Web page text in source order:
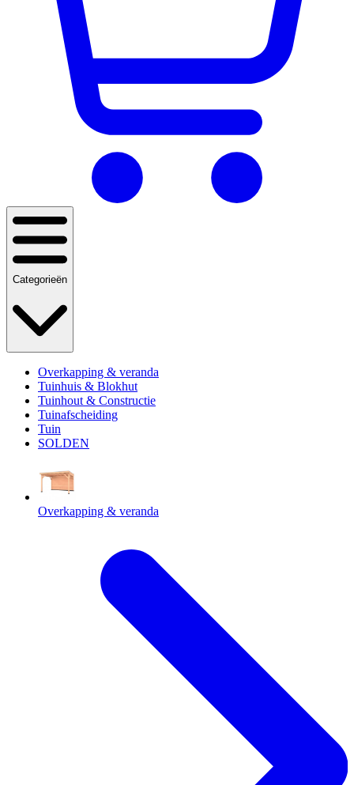
Categorieën
Overkapping & veranda
Tuinhuis & Blokhut
Tuinhout & Constructie
Tuinafscheiding
Tuin
SOLDEN
Overkapping & veranda